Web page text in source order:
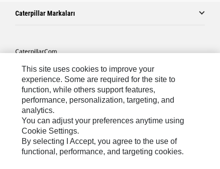
Caterpillar Markaları
Caterpillar.com
Caterpillar Müşteri Hizmetleri Ve Iletişim
Site Haritası
Cookie Settings
Yasal
Gizlilik
This site uses cookies to improve your
experience. Some are required for the site to
function, while others support features,
performance, personalization, targeting, and
analytics.
You can adjust your preferences anytime using
Cookie Settings.
By selecting I Accept, you agree to the use of
functional, performance, and targeting cookies.